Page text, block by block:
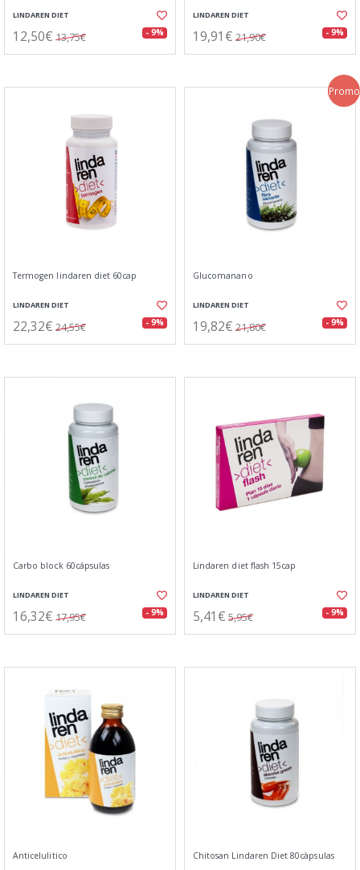
LINDAREN DIET
12,50€ 13,75€ - 9%
LINDAREN DIET
19,91€ 21,90€ - 9%
Termogen lindaren diet 60cap
LINDAREN DIET
22,32€ 24,55€ - 9%
Promo
Glucomanano
LINDAREN DIET
19,82€ 21,80€ - 9%
Carbo block 60cápsulas
LINDAREN DIET
16,32€ 17,95€ - 9%
Lindaren diet flash 15cap
LINDAREN DIET
5,41€ 5,95€ - 9%
Anticelulitico Chitosan Lindaren Diet 80càpsulas